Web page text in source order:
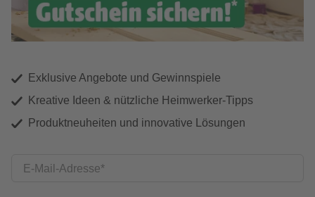
Exklusive Angebote und Gewinnspiele
Kreative Ideen & nützliche Heimwerker-Tipps
Produktneuheiten und innovative Lösungen
E-Mail-Adresse